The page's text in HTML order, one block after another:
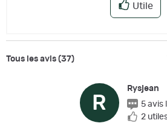
Utile
Tous les avis (37)
R
Rysjean
5 avis
2